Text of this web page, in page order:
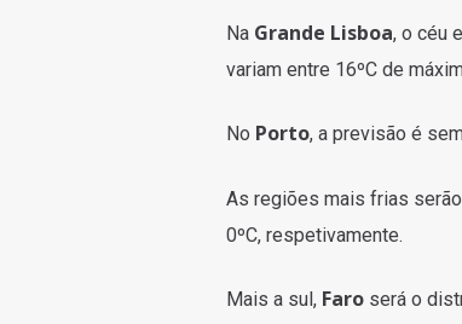
Na Grande Lisboa, o céu
variam entre 16ºC de
No Porto, a previsão é
As regiões mais frias serão
0ºC, respetivamente.
Mais a sul, Faroserá o